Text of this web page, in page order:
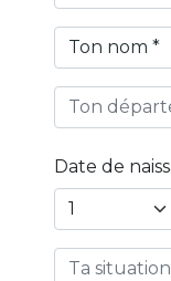
Ton
Date de
Year